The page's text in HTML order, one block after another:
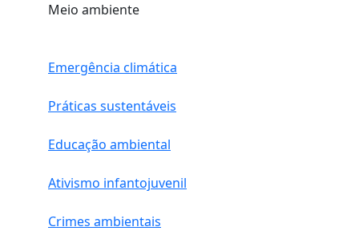
Meio ambiente
Emergência climática
Práticas sustentáveis
Educação ambiental
Ativismo infantojuvenil
Crimes ambientais